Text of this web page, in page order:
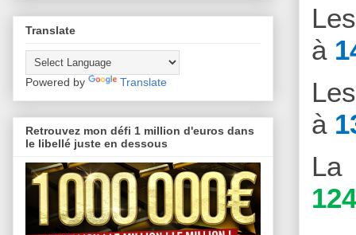
à
à
La
Translate
Powered by Translate
Retrouvez mon défi 1 million d'euros dans
le libellé juste en dessous